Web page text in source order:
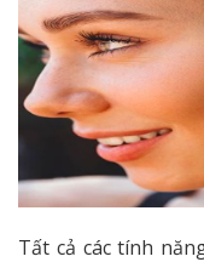
Tất cả các tính